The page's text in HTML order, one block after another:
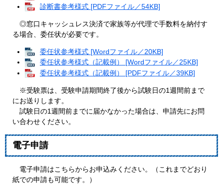
診断書参考様式 [PDFファイル／54KB]
◎窓口キャッシュレス決済で家族等が代理で手数料を納付す
る場合、委任状が必要です。
委任状参考様式 [Wordファイル／20KB]
委任状参考様式（記載例） [Wordファイル／25KB]
委任状参考様式（記載例） [PDFファイル／39KB]
※受験票は、受験申請期間終了後から試験日の1週間前まで
にお送りします。
試験日の1週間前までに届かなかった場合は、申請先にお問
い合わせください。
電子申請
電子申請はこちらからお申込みください。（これまでどおり
紙での申請も可能です。）